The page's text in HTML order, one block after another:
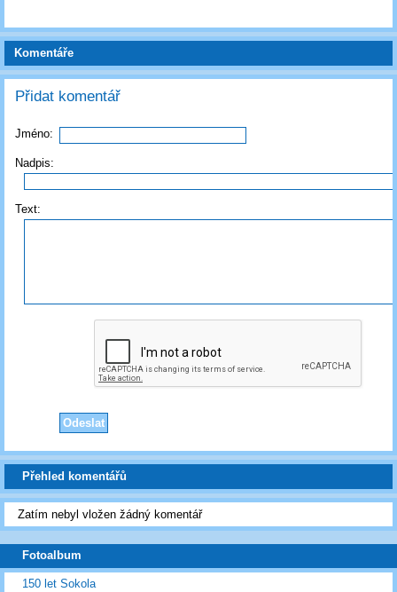
Komentáře
Přidat komentář
Jméno:
Nadpis:
Text:
Přehled komentářů
Zatím nebyl vložen žádný komentář
Fotoalbum
150 let Sokola